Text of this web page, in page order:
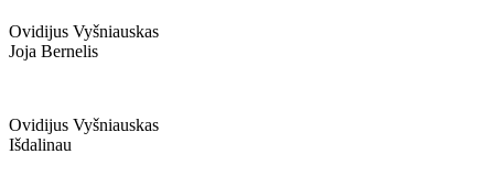
Ovidijus Vyšniauskas
Joja Bernelis
Ovidijus Vyšniauskas
Išdalinau